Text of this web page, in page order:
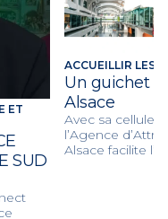
ET
SUD
ACCUEILLIR LES
Un guichet
Alsace
Avec sa cellule
l’Agence
Alsace facilite